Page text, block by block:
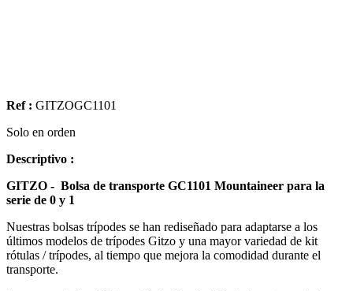
Ref : GITZOGC1101
Solo en orden
Descriptivo :
GITZO - Bolsa de transporte GC1101 Mountaineer para la
serie de 0 y 1
Nuestras bolsas trípodes se han rediseñado para adaptarse a los
últimos modelos de trípodes Gitzo y una mayor variedad de kit
rótulas / trípodes, al tiempo que mejora la comodidad durante el
transporte.